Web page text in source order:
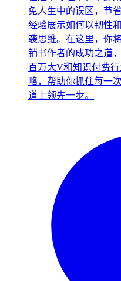
免人生中的误区，节
经验展示如何以韧性
袭思维。在这里，你
销书作者的成功之道
百万大V和知识付费
略，帮助你抓住每一
道上领先一步。